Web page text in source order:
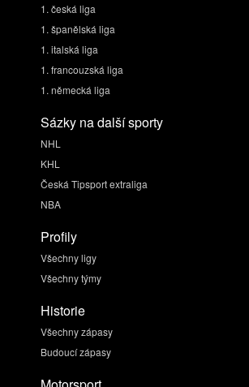
1. česká liga
1. španělská liga
1. italská liga
1. francouzská liga
1. německá liga
Sázky na další sporty
NHL
KHL
Česká Tipsport extraliga
NBA
Profily
Všechny ligy
Všechny týmy
Historie
Všechny zápasy
Budoucí zápasy